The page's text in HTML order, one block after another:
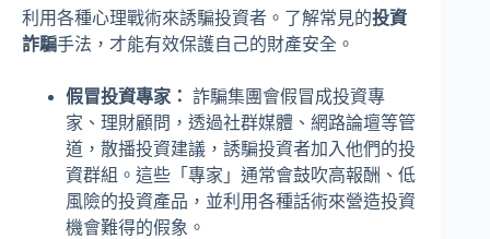
利用各種心理戰術來誘騙投資者。了解常見的投資
詐騙手法，才能有效保護自己的財產安全。
假冒投資專家： 詐騙集團會假冒成投資專
家、理財顧問，透過社群媒體、網路論壇等管
道，散播投資建議，誘騙投資者加入他們的投
資群組。這些「專家」通常會鼓吹高報酬、低
風險的投資產品，並利用各種話術來營造投資
機會難得的假象。